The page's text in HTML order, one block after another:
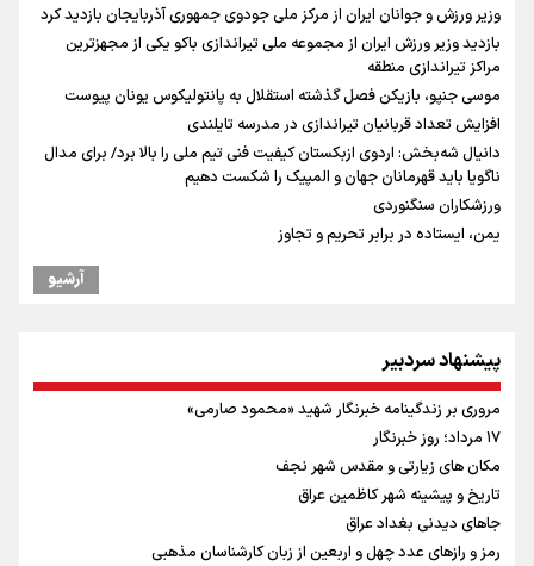
وزیر ورزش و جوانان ایران از مرکز ملی جودوی جمهوری آذربایجان بازدید کرد
بازدید وزیر ورزش ایران از مجموعه ملی تیراندازی باکو یکی از مجهزترین
مراکز تیراندازی منطقه
موسی جنپو، بازیکن فصل گذشته استقلال به پانتولیکوس یونان پیوست
افزایش تعداد قربانیان تیراندازی در مدرسه تایلندی
دانیال شه‌بخش: اردوی ازبکستان کیفیت فنی تیم ملی را بالا برد/ برای مدال
ناگویا باید قهرمانان جهان و المپیک را شکست دهیم
ورزشکاران سنگنوردی
یمن، ایستاده در برابر تحریم و تجاوز
ادبیات باخت را هم بلد نیست
خبر سخنگوی کمیسیون امنیت از توافق در چارچوب کلی مذاکرات ایران و
عمان بر سر تنگه هرمز
محسن رضایی: اجازه باز شدن مسیر دوم در تنگه هرمز را نخواهیم داد
رئیس جمهور : آیا انجام مذاکرات باعث بروز جنگ شد؟
پزشکیان : آمریکا تلاش می‌کند همسایگان را علیه ما بسیج کند
افتتاحیه جشنواره نمايش عروسكى تهران-مبارك
آرشیو
پیشنهاد سردبیر
مروری بر زندگینامه خبرنگار شهید «محمود صارمی»
۱۷ مرداد؛ روز خبرنگار
مکان های زیارتی و مقدس شهر نجف
تاریخ و پیشینه شهر کاظمین عراق
جاهای دیدنی بغداد عراق
رمز و رازهای عدد چهل و اربعین از زبان کارشناسان مذهبی